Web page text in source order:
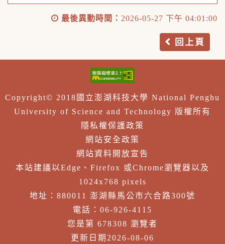
最後異動時間： 2026-05-27 下午 04:01:00
回上頁
Copyright© 2018國立澎湖科技大學 National Penghu
University of Science and Technology 版權所有
隱私權保護政策
網站安全政策
網站資料開放宣告
本站建議以Edge、Firefox 或Chrome瀏覽器以及
1024x768 pixels
地址：880011 澎湖縣馬公市六合路300號
電話：06-926-4115
您是第 678308 瀏覽者
更新日期2026-08-06